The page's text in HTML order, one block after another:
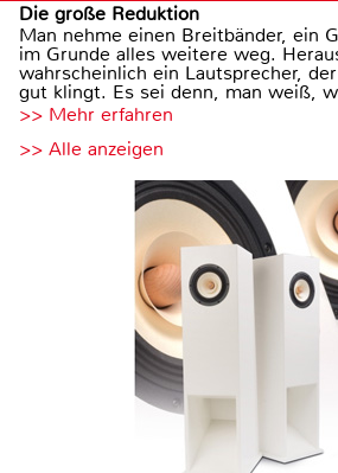
Die große Reduktion
Man nehme einen Breitbänder, ein
im Grunde alles weitere weg.
wahrscheinlich ein Lautsprecher,
gut klingt. Es sei denn, man weiß,
>> Mehr erfahren
>> Alle anzeigen